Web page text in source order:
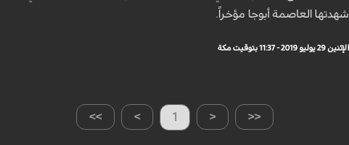
شهدتها العاصمة أبوجا مؤخراً.
الإثنين 29 يوليو 2019 - 11:37 بتوقيت مكة
>> > 1 < <<